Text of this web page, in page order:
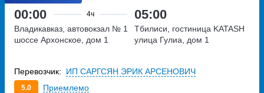
00:00 4ч 05:00
Владикавказ, автовокзал № 1
шоссе Архонское, дом 1
Тбилиси, гостиница KATASH
улица Гулиа, дом 1
5.0 Приемлемо
Перевозчик: ИП САРГСЯН ЭРИК АРСЕНОВИЧ